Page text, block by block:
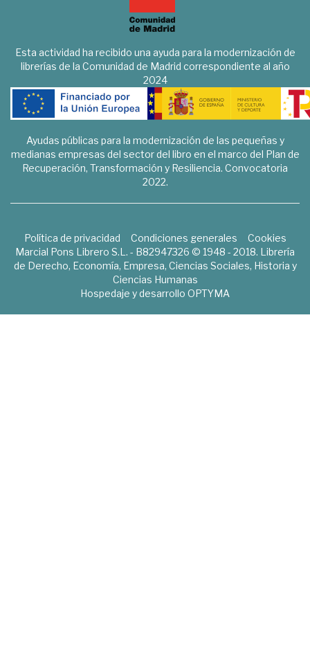
Esta actividad ha recibido una ayuda para la modernización de
librerías de la Comunidad de Madrid correspondiente al año
2024
Ayudas públicas para la modernización de las pequeñas y
medianas empresas del sector del libro en el marco del Plan de
Recuperación, Transformación y Resiliencia. Convocatoria
2022.
Política de privacidad Condiciones generales
Cookies
Marcial Pons Librero S.L. - B82947326 © 1948 - 2018. Librería
de Derecho, Economía, Empresa, Ciencias Sociales, Historia y
Ciencias Humanas
Hospedaje y desarrollo OPTYMA